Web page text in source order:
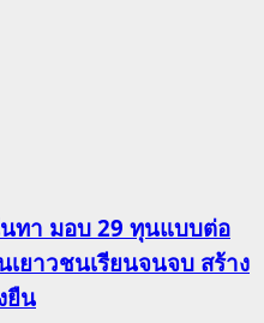
ทา มอบ 29 ทุนแบบต่อ
ยาวชนเรียนจนจบ สร้าง
ยืน